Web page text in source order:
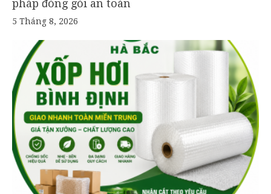
pháp đóng gói an toàn
5 Tháng 8, 2026